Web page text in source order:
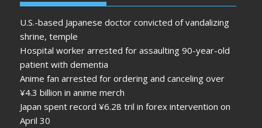
U.S.-based Japanese doctor convicted of vandalizing
shrine, temple
Hospital worker arrested for assaulting 90-year-old
patient with dementia
Anime fan arrested for ordering and canceling over
¥4.3 billion in anime merch
Japan spent record ¥6.28 tril in forex intervention on
April 30